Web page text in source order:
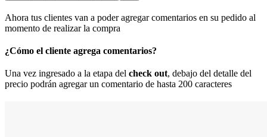
Ahora tus clientes van a poder agregar comentarios en su pedido al
momento de realizar la compra
¿Cómo el cliente agrega comentarios?
Una vez ingresado a la etapa del check out, debajo del detalle del
precio podrán agregar un comentario de hasta 200 caracteres